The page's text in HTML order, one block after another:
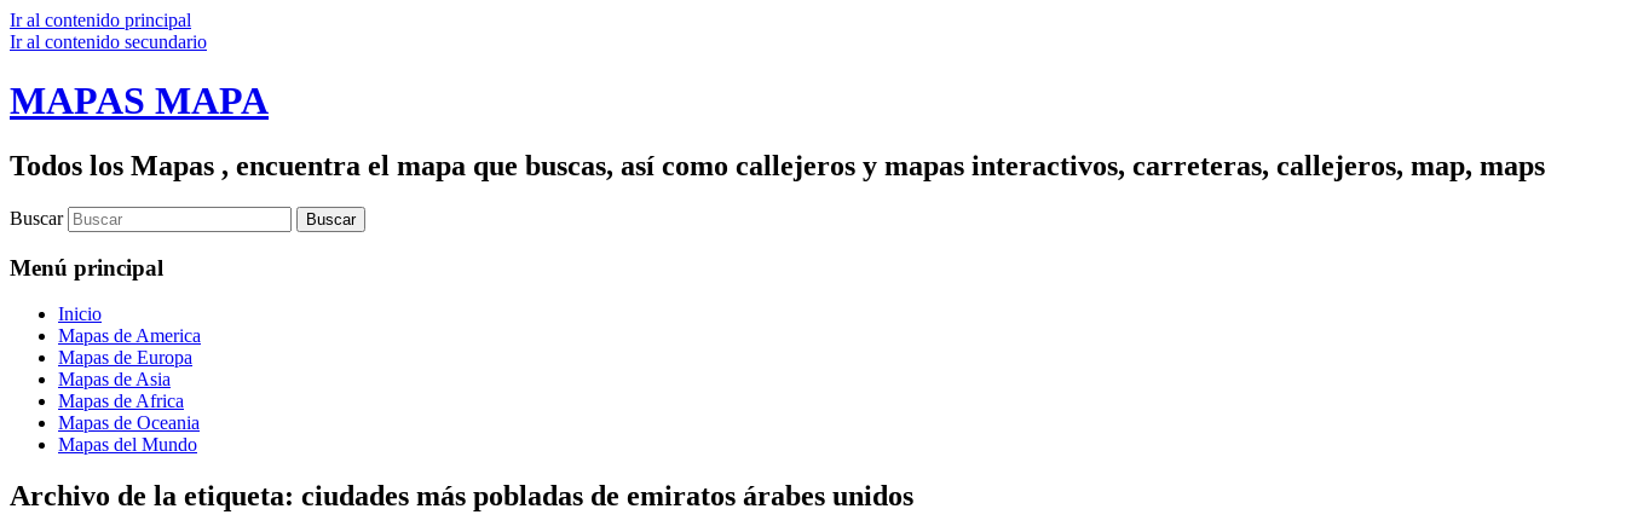
Ir al contenido principal
Ir al contenido secundario
MAPAS MAPA
Todos los Mapas , encuentra el mapa que buscas, así como callejeros y mapas interactivos, carreteras, callejeros, map, maps
Buscar
Menú principal
Inicio
Mapas de America
Mapas de Europa
Mapas de Asia
Mapas de Africa
Mapas de Oceania
Mapas del Mundo
Archivo de la etiqueta: ciudades más pobladas de emiratos árabes unidos